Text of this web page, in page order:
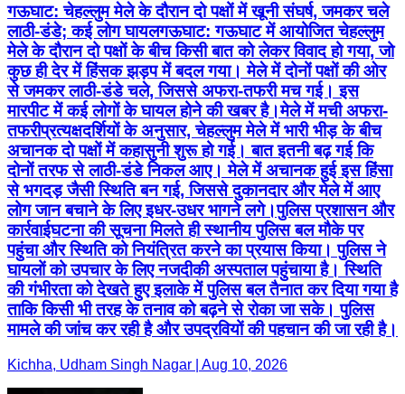
गऊघाट: चेहल्लुम मेले के दौरान दो पक्षों में खूनी संघर्ष, जमकर चले
लाठी-डंडे; कई लोग घायल ​गऊघाट: गऊघाट में आयोजित चेहल्लुम
मेले के दौरान दो पक्षों के बीच किसी बात को लेकर विवाद हो गया, जो
कुछ ही देर में हिंसक झड़प में बदल गया। मेले में दोनों पक्षों की ओर
से जमकर लाठी-डंडे चले, जिससे अफरा-तफरी मच गई। इस
मारपीट में कई लोगों के घायल होने की खबर है। ​मेले में मची अफरा-
तफरी ​प्रत्यक्षदर्शियों के अनुसार, चेहल्लुम मेले में भारी भीड़ के बीच
अचानक दो पक्षों में कहासुनी शुरू हो गई। बात इतनी बढ़ गई कि
दोनों तरफ से लाठी-डंडे निकल आए। मेले में अचानक हुई इस हिंसा
से भगदड़ जैसी स्थिति बन गई, जिससे दुकानदार और मेले में आए
लोग जान बचाने के लिए इधर-उधर भागने लगे। ​पुलिस प्रशासन और
कार्रवाई ​घटना की सूचना मिलते ही स्थानीय पुलिस बल मौके पर
पहुंचा और स्थिति को नियंत्रित करने का प्रयास किया। पुलिस ने
घायलों को उपचार के लिए नजदीकी अस्पताल पहुंचाया है। स्थिति
की गंभीरता को देखते हुए इलाके में पुलिस बल तैनात कर दिया गया है
ताकि किसी भी तरह के तनाव को बढ़ने से रोका जा सके। पुलिस
मामले की जांच कर रही है और उपद्रवियों की पहचान की जा रही है।
Kichha, Udham Singh Nagar | Aug 10, 2026